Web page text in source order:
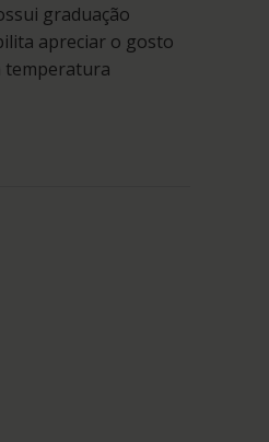
graduação
apreciar o gosto
temperatura